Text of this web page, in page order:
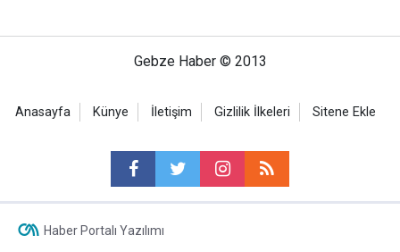
Gebze Haber © 2013
Anasayfa Künye İletişim Gizlilik İlkeleri Sitene Ekle
Haber Portalı Yazılımı